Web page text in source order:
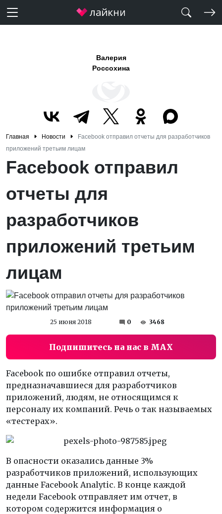
Валерия
Россохина
Главная Новости
Facebook отправил отчеты для разработчиков
приложений третьим лицам
Facebook отправил
отчеты для
разработчиков
приложений третьим
лицам
25 июня 2018 0 3468
Подпишитесь на нас в MAX
Facebook по ошибке отправил отчеты,
предназначавшиеся для разработчиков
приложений, людям, не относящимся к
персоналу их компаний. Речь о так называемых
«тестерах».
В опасности оказались данные 3%
разработчиков приложений, использующих
данные Facebook Analytic. В конце каждой
недели Facebook отправляет им отчет, в
котором содержится информация о